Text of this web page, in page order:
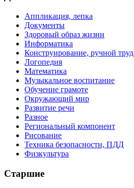
Аппликация, лепка
Документы
Здоровый образ жизни
Информатика
Конструирование, ручной труд
Логопедия
Математика
Музыкальное воспитание
Обучение грамоте
Окружающий мир
Развитие речи
Разное
Региональный компонент
Рисование
Техника безопасности, ПДД
Физкультура
Старшие